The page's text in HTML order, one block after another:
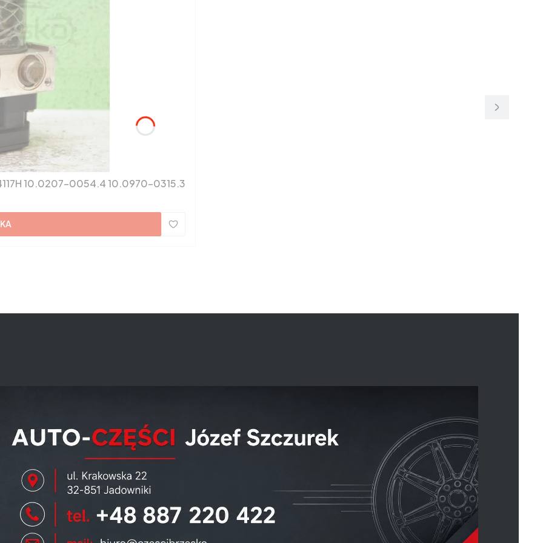
POMPA ABS SEAT VW 1K0907379P 1K0614117H 10.0207-0054.4 10.0970-0315.3